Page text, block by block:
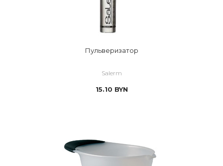
Пульверизатор
Salerm
15.10 BYN